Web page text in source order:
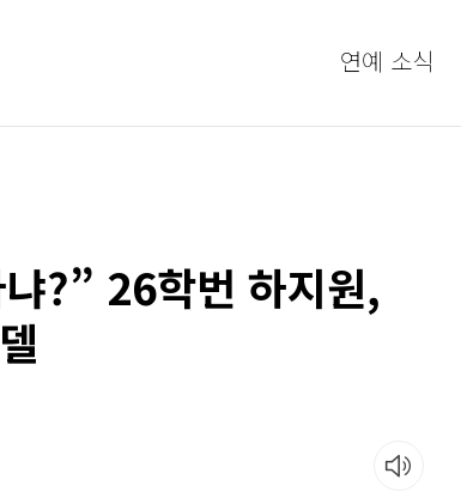
연예 소식
?” 26학번 하지원,